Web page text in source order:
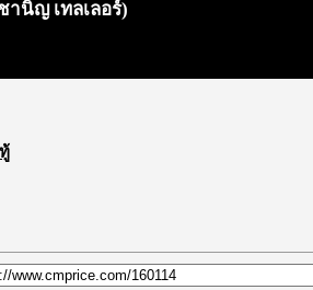
านิญ เทลเลอร์)